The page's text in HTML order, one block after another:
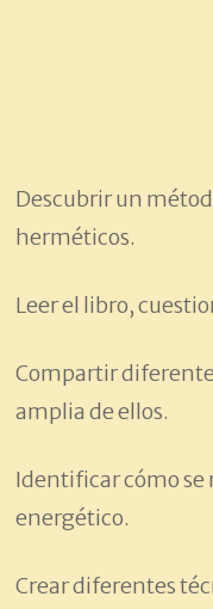
Descubrir un
herméticos.
Leer el libro,
Compartir
amplia de ellos.
Identificar cómo se
energético.
Crear diferentes